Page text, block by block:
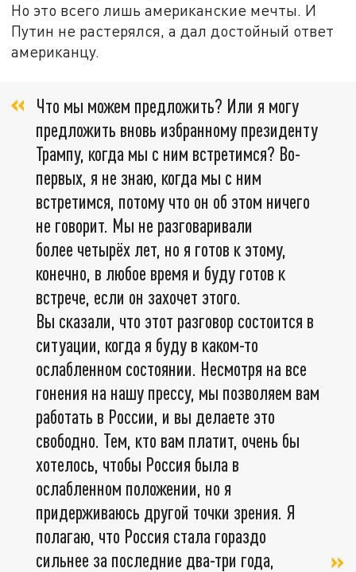
Но это всего лишь американские мечты. И
Путин не растерялся, а дал достойный ответ
американцу.
Что мы можем предложить? Или я могу
предложить вновь избранному президенту
Трампу, когда мы с ним встретимся? Во-
первых, я не знаю, когда мы с ним
встретимся, потому что он об этом ничего
не говорит. Мы не разговаривали
более четырёх лет, но я готов к этому,
конечно, в любое время и буду готов к
встрече, если он захочет этого.
Вы сказали, что этот разговор состоится в
ситуации, когда я буду в каком-то
ослабленном состоянии. Несмотря на все
гонения на нашу прессу, мы позволяем вам
работать в России, и вы делаете это
свободно. Тем, кто вам платит, очень бы
хотелось, чтобы Россия была в
ослабленном положении, но я
придерживаюсь другой точки зрения. Я
полагаю, что Россия стала гораздо
сильнее за последние два-три года,